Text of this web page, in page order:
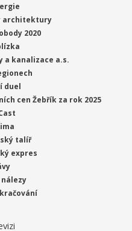
architektury
2020
a kanalizace a.s.
duel
cen Žebřík za rok 2025
talíř
expres